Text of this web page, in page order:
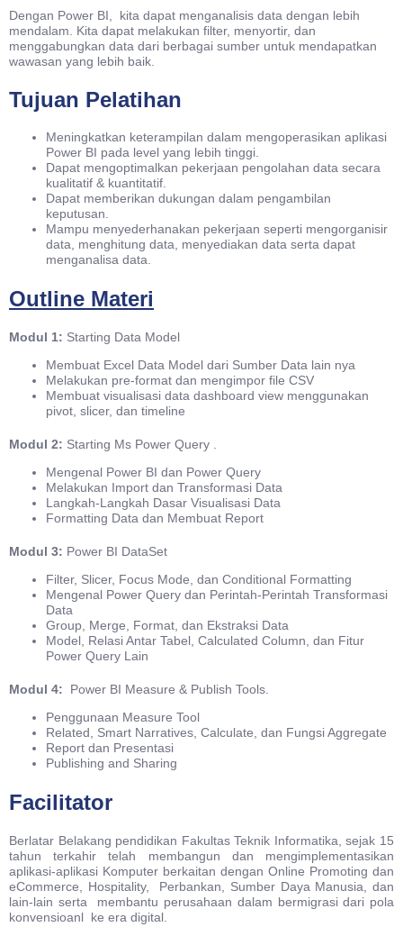
Dengan Power BI, kita dapat menganalisis data dengan lebih
mendalam. Kita dapat melakukan filter, menyortir, dan
menggabungkan data dari berbagai sumber untuk mendapatkan
wawasan yang lebih baik.
Tujuan Pelatihan
Meningkatkan keterampilan dalam mengoperasikan aplikasi
Power BI pada level yang lebih tinggi.
Dapat mengoptimalkan pekerjaan pengolahan data secara
kualitatif & kuantitatif.
Dapat memberikan dukungan dalam pengambilan
keputusan.
Mampu menyederhanakan pekerjaan seperti mengorganisir
data, menghitung data, menyediakan data serta dapat
menganalisa data.
Outline Materi
Modul 1: Starting Data Model
Membuat Excel Data Model dari Sumber Data lain nya
Melakukan pre-format dan mengimpor file CSV
Membuat visualisasi data dashboard view menggunakan
pivot, slicer, dan timeline
Modul 2: Starting Ms Power Query .
Mengenal Power BI dan Power Query
Melakukan Import dan Transformasi Data
Langkah-Langkah Dasar Visualisasi Data
Formatting Data dan Membuat Report
Modul 3: Power BI DataSet
Filter, Slicer, Focus Mode, dan Conditional Formatting
Mengenal Power Query dan Perintah-Perintah Transformasi
Data
Group, Merge, Format, dan Ekstraksi Data
Model, Relasi Antar Tabel, Calculated Column, dan Fitur
Power Query Lain
Modul 4: Power BI Measure & Publish Tools.
Penggunaan Measure Tool
Related, Smart Narratives, Calculate, dan Fungsi Aggregate
Report dan Presentasi
Publishing and Sharing
Facilitator
Berlatar Belakang pendidikan Fakultas Teknik Informatika, sejak 15
tahun terkahir telah membangun dan mengimplementasikan
aplikasi-aplikasi Komputer berkaitan dengan Online Promoting dan
eCommerce, Hospitality, Perbankan, Sumber Daya Manusia, dan
lain-lain serta membantu perusahaan dalam bermigrasi dari pola
konvensioanl ke era digital.